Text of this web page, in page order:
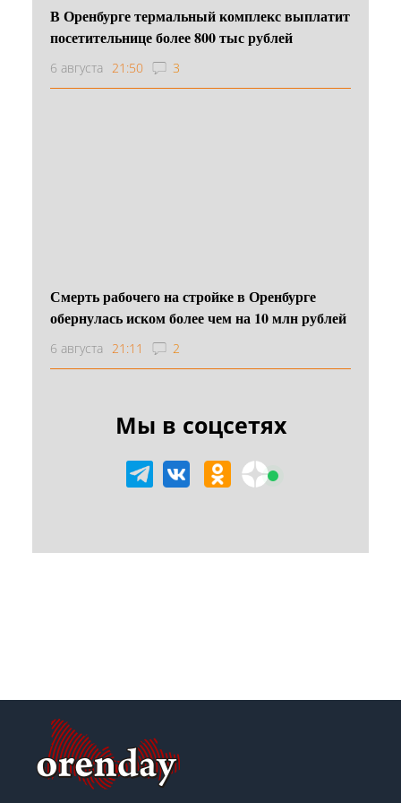
В Оренбурге термальный комплекс выплатит
посетительнице более 800 тыс рублей
6 августа 21:50 3
Смерть рабочего на стройке в Оренбурге
обернулась иском более чем на 10 млн рублей
6 августа 21:11 2
Мы в соцсетях